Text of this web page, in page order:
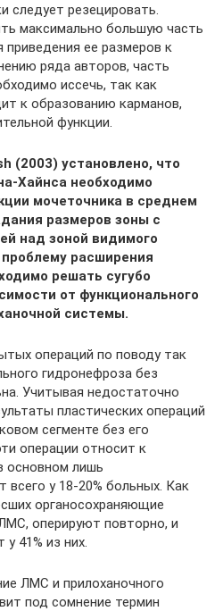
следует резецировать.
максимально большую часть
ее размеров к
ряда авторов, часть
иссечь, так как
к образованию карманов,
функции.
(2003) установлено, что
Хайнса необходимо
мочеточника в среднем
размеров зоны с
над зоной видимого
расширения
решать сугубо
от функционального
системы.
операций по поводу так
гидронефроза без
Учитывая недостаточно
пластических операций
сегменте без его
операции относит к
основном лишь
у 18-20% больных. Как
органосохраняющие
оперируют повторно, и
41% из них.
ЛМС и прилоханочного
под сомнение термин